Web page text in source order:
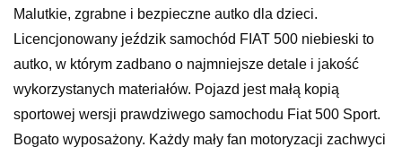
Malutkie, zgrabne i bezpieczne autko dla dzieci.
Licencjonowany jeździk samochód FIAT 500 niebieski to
autko, w którym zadbano o najmniejsze detale i jakość
wykorzystanych materiałów. Pojazd jest małą kopią
sportowej wersji prawdziwego samochodu Fiat 500 Sport.
Bogato wyposażony. Każdy mały fan motoryzacji zachwyci